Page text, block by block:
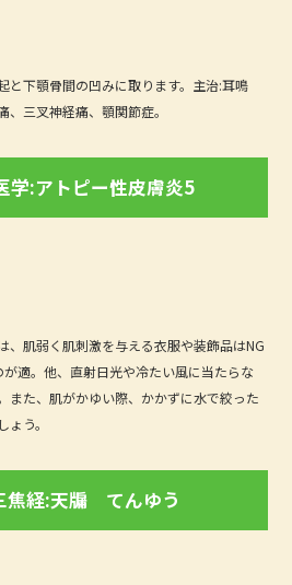
と下顎骨間の凹みに取ります。主治:耳鳴
、三叉神経痛、顎関節症。
学:アトピー性皮膚炎5
、肌弱く肌刺激を与える衣服や装飾品はNG
適。他、直射日光や冷たい風に当たらな
また、肌がかゆい際、かかずに水で絞った
う。
焦経:天牖 てんゆう